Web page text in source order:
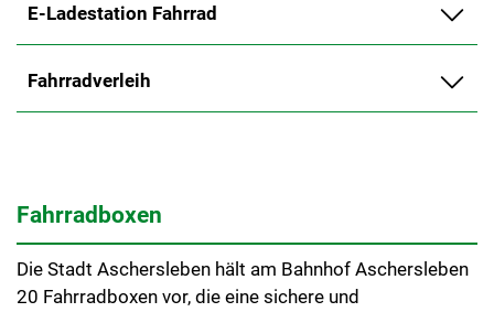
E-Ladestation Fahrrad
Fahrradverleih
Fahrradboxen
Die Stadt Aschersleben hält am Bahnhof Aschersleben
20 Fahrradboxen vor, die eine sichere und